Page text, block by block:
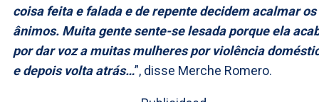
coisa feita e falada e de repente decidem acalmar os
ânimos. Muita gente sente-se lesada porque ela
por dar voz a muitas mulheres por violência
e depois volta atrás…”, disse Merche Romero.